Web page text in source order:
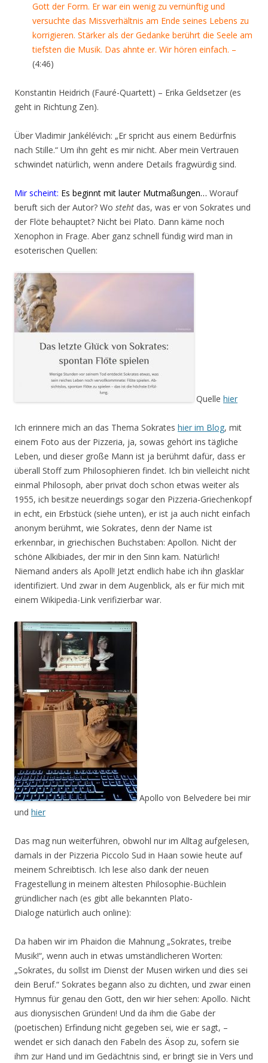
Gott der Form. Er war ein wenig zu vernünftig und
versuchte das Missverhältnis am Ende seines Lebens zu
korrigieren. Stärker als der Gedanke berührt die Seele am
tiefsten die Musik. Das ahnte er. Wir hören einfach. –
(4:46)
Konstantin Heidrich (Fauré-Quartett) – Erika Geldsetzer (es
geht in Richtung Zen).
Über Vladimir Jankélévich: „Er spricht aus einem Bedürfnis
nach Stille.“ Um ihn geht es mir nicht. Aber mein Vertrauen
schwindet natürlich, wenn andere Details fragwürdig sind.
Mir scheint: Es beginnt mit lauter Mutmaßungen… Worauf
beruft sich der Autor? Wo steht das, was er von Sokrates und
der Flöte behauptet? Nicht bei Plato. Dann käme noch
Xenophon in Frage. Aber ganz schnell fündig wird man in
esoterischen Quellen:
Quelle hier
Ich erinnere mich an das Thema Sokrates hier im Blog, mit
einem Foto aus der Pizzeria, ja, sowas gehört ins tägliche
Leben, und dieser große Mann ist ja berühmt dafür, dass er
überall Stoff zum Philosophieren findet. Ich bin vielleicht nicht
einmal Philosoph, aber privat doch schon etwas weiter als
1955, ich besitze neuerdings sogar den Pizzeria-Griechenkopf
in echt, ein Erbstück (siehe unten), er ist ja auch nicht einfach
anonym berühmt, wie Sokrates, denn der Name ist
erkennbar, in griechischen Buchstaben: Apollon. Nicht der
schöne Alkibiades, der mir in den Sinn kam. Natürlich!
Niemand anders als Apoll! Jetzt endlich habe ich ihn glasklar
identifiziert. Und zwar in dem Augenblick, als er für mich mit
einem Wikipedia-Link verifizierbar war.
Apollo von Belvedere bei mir
und hier
Das mag nun weiterführen, obwohl nur im Alltag aufgelesen,
damals in der Pizzeria Piccolo Sud in Haan sowie heute auf
meinem Schreibtisch. Ich lese also dank der neuen
Fragestellung in meinem ältesten Philosophie-Büchlein
gründlicher nach (es gibt alle bekannten Plato-
Dialoge natürlich auch online):
Da haben wir im Phaidon die Mahnung „Sokrates, treibe
Musik!“, wenn auch in etwas umständlicheren Worten:
„Sokrates, du sollst im Dienst der Musen wirken und dies sei
dein Beruf.“ Sokrates begann also zu dichten, und zwar einen
Hymnus für genau den Gott, den wir hier sehen: Apollo. Nicht
aus dionysischen Gründen! Und da ihm die Gabe der
(poetischen) Erfindung nicht gegeben sei, wie er sagt, –
wendet er sich danach den Fabeln des Äsop zu, sofern sie
ihm zur Hand und im Gedächtnis sind, er bringt sie in Vers und